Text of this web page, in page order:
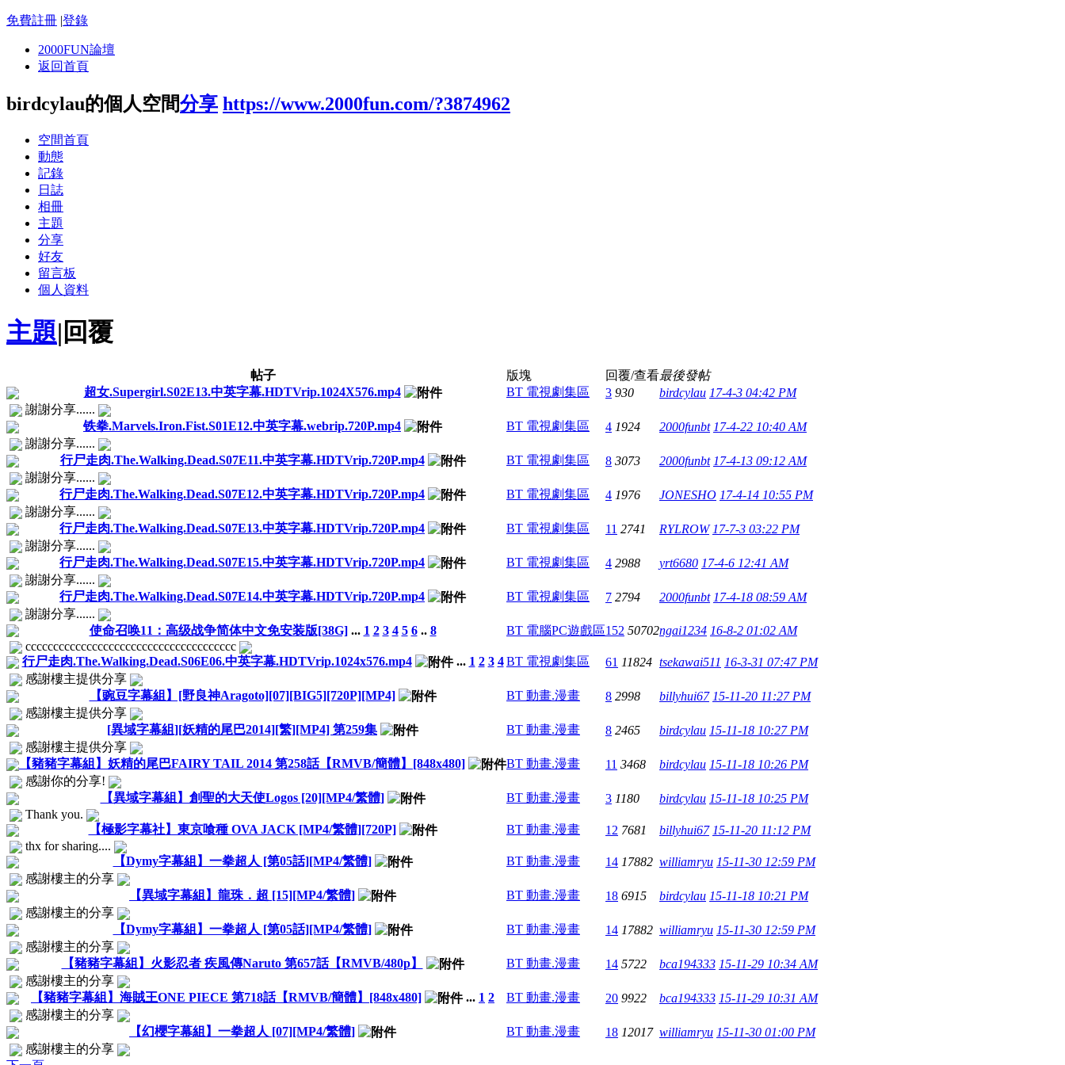
免費註冊 |登錄
2000FUN論壇
返回首頁
birdcylau的個人空間分享 https://www.2000fun.com/?3874962
空間首頁
動態
記錄
日誌
相冊
主題
分享
好友
留言板
個人資料
主題| 回覆
帖子 版塊 回覆/查看最後發帖
超女.Supergirl.S02E13.中英字幕.HDTVrip.1024X576.mp4
BT 電視劇集區 3 930 birdcylau 17-4-3 04:42 PM
謝謝分享......
铁拳.Marvels.Iron.Fist.S01E12.中英字幕.webrip.720P.mp4
BT 電視劇集區 4 1924 2000funbt 17-4-22 10:40 AM
謝謝分享......
行尸走肉.The.Walking.Dead.S07E11.中英字幕.HDTVrip.720P.mp4
BT 電視劇集區 8 3073 2000funbt 17-4-13 09:12 AM
謝謝分享......
行尸走肉.The.Walking.Dead.S07E12.中英字幕.HDTVrip.720P.mp4
BT 電視劇集區 4 1976 JONESHO 17-4-14 10:55 PM
謝謝分享......
行尸走肉.The.Walking.Dead.S07E13.中英字幕.HDTVrip.720P.mp4
BT 電視劇集區 11 2741 RYLROW 17-7-3 03:22 PM
謝謝分享......
行尸走肉.The.Walking.Dead.S07E15.中英字幕.HDTVrip.720P.mp4
BT 電視劇集區 4 2988 yrt6680 17-4-6 12:41 AM
謝謝分享......
行尸走肉.The.Walking.Dead.S07E14.中英字幕.HDTVrip.720P.mp4
BT 電視劇集區 7 2794 2000funbt 17-4-18 08:59 AM
謝謝分享......
使命召唤11：高级战争简体中文免安装版[38G] ... 1 2 3 4 5 6.. 8 BT 電腦PC遊戲區152 50702ngai1234 16-8-2 01:02 AM
cccccccccccccccccccccccccccccccccccccc
行尸走肉.The.Walking.Dead.S06E06.中英字幕.HDTVrip.1024x576.mp4
... 1 2 3 4 BT 電視劇集區 61 11824 tsekawai511 16-3-31 07:47 PM
感謝樓主提供分享
【豌豆字幕組】[野良神Aragoto][07][BIG5][720P][MP4]
BT 動畫.漫畫 8 2998 billyhui67 15-11-20 11:27 PM
感謝樓主提供分享
[異域字幕組][妖精的尾巴2014][繁][MP4] 第259集
BT 動畫.漫畫 8 2465 birdcylau 15-11-18 10:27 PM
感謝樓主提供分享
【豬豬字幕組】妖精的尾巴FAIRY TAIL 2014 第258話【RMVB/簡體】[848x480]
BT 動畫.漫畫 11 3468 birdcylau 15-11-18 10:26 PM
感謝你的分享!
【異域字幕組】創聖的大天使Logos [20][MP4/繁體]
BT 動畫.漫畫 3 1180 birdcylau 15-11-18 10:25 PM
Thank you.
【極影字幕社】東京喰種 OVA JACK [MP4/繁體][720P]
BT 動畫.漫畫 12 7681 billyhui67 15-11-20 11:12 PM
thx for sharing....
【Dymy字幕組】一拳超人 [第05話][MP4/繁體]
BT 動畫.漫畫 14 17882 williamryu 15-11-30 12:59 PM
感謝樓主的分享
【異域字幕組】龍珠．超 [15][MP4/繁體]
BT 動畫.漫畫 18 6915 birdcylau 15-11-18 10:21 PM
感謝樓主的分享
【Dymy字幕組】一拳超人 [第05話][MP4/繁體]
BT 動畫.漫畫 14 17882 williamryu 15-11-30 12:59 PM
感謝樓主的分享
【豬豬字幕組】火影忍者 疾風傳Naruto 第657話【RMVB/480p】
BT 動畫.漫畫 14 5722 bca194333 15-11-29 10:34 AM
感謝樓主的分享
【豬豬字幕組】海賊王ONE PIECE 第718話【RMVB/簡體】[848x480]
... 1 2 BT 動畫.漫畫 20 9922 bca194333 15-11-29 10:31 AM
感謝樓主的分享
【幻櫻字幕組】一拳超人 [07][MP4/繁體]
BT 動畫.漫畫 18 12017 williamryu 15-11-30 01:00 PM
感謝樓主的分享